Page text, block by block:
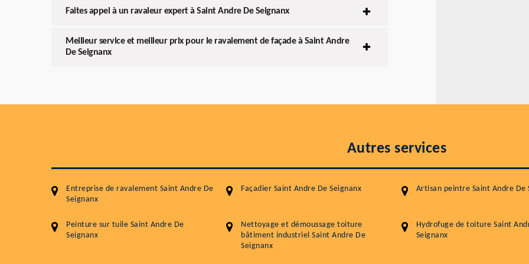
Faites appel à un ravaleur expert à Saint Andre De Seignanx
Meilleur service et meilleur prix pour le ravalement de façade à Saint Andre
De Seignanx
Autres services
Entreprise de ravalement Saint Andre De
Seignanx
Façadier Saint Andre De Seignanx Artisan peintre Saint Andre De
Peinture sur tuile Saint Andre De
Seignanx
Nettoyage et démoussage toiture
bâtiment industriel Saint Andre De
Seignanx
Hydrofuge de toiture Saint
Seignanx